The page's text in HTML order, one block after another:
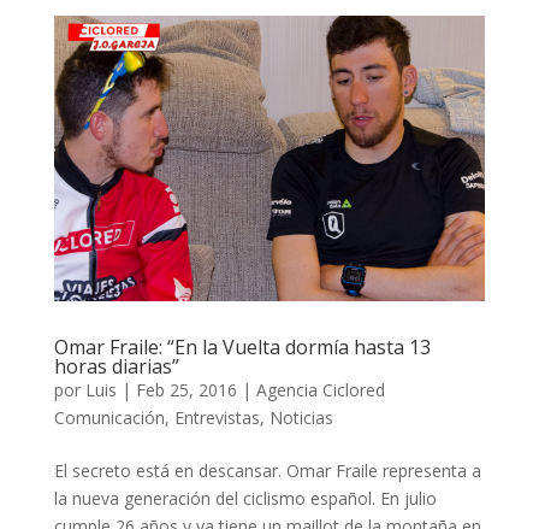
Omar Fraile: “En la Vuelta dormía hasta 13
horas diarias”
por Luis | Feb 25, 2016 | Agencia Ciclored
Comunicación, Entrevistas, Noticias
El secreto está en descansar. Omar Fraile representa a
la nueva generación del ciclismo español. En julio